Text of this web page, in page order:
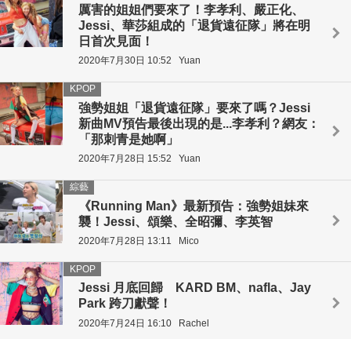
厲害的姐姐們要來了！李孝利、嚴正化、
Jessi、華莎組成的「退貨遠征隊」將在明
日首次見面！
2020年7月30日 10:52 Yuan
強勢姐姐「退貨遠征隊」要來了嗎？Jessi
新曲MV預告最後出現的是...李孝利？網友：
「那刺青是她啊」
KPOP
2020年7月28日 15:52 Yuan
《Running Man》最新預告：強勢姐妹來
襲！Jessi、頌樂、全昭彌、李英智
綜藝
2020年7月28日 13:11 Mico
Jessi 月底回歸 KARD BM、nafla、Jay
Park 跨刀獻聲！
KPOP
2020年7月24日 16:10 Rachel